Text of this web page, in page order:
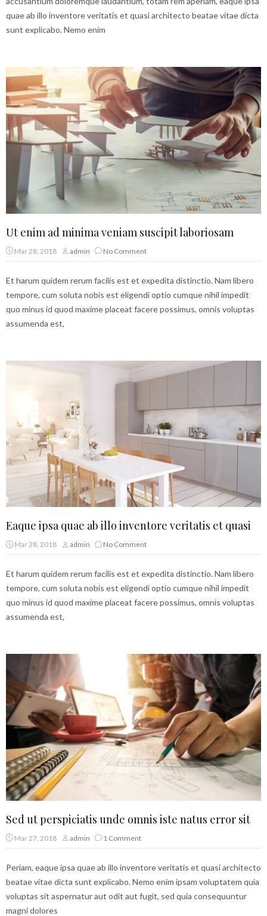
quae ab illo inventore veritatis et quasi architecto beatae vitae dicta
sunt explicabo. Nemo enim
Ut enim ad minima veniam suscipit laboriosam
Mar 28, 2018 admin No Comment
Et harum quidem rerum facilis est et expedita distinctio. Nam libero
tempore, cum soluta nobis est eligendi optio cumque nihil impedit
quo minus id quod maxime placeat facere possimus, omnis voluptas
assumenda est,
Eaque ipsa quae ab illo inventore veritatis et quasi
Mar 28, 2018 admin No Comment
Et harum quidem rerum facilis est et expedita distinctio. Nam libero
tempore, cum soluta nobis est eligendi optio cumque nihil impedit
quo minus id quod maxime placeat facere possimus, omnis voluptas
assumenda est,
Sed ut perspiciatis unde omnis iste natus error sit
Mar 27, 2018 admin 1 Comment
Periam, eaque ipsa quae ab illo inventore veritatis et quasi architecto
beatae vitae dicta sunt explicabo. Nemo enim ipsam voluptatem quia
voluptas sit aspernatur aut odit aut fugit, sed quia consequuntur
magni dolores